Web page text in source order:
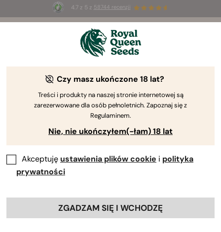
4.7 z 5 z 58744 recenzji
Summer Sales: do 50% zniżki
na wybrane produkty ⏤
The RQS Blog
Odmiany i produkty
Czy masz ukończone 18 lat?
Treści i produkty na naszej stronie internetowej są
zarezerwowane dla osób pełnoletnich. Zapoznaj się z
Regulaminem.
Nie, nie ukończyłem(-łam) 18 lat
Akceptuję ustawienia plików cookie i polityka
prywatności
ZGADZAM SIĘ I WCHODZĘ